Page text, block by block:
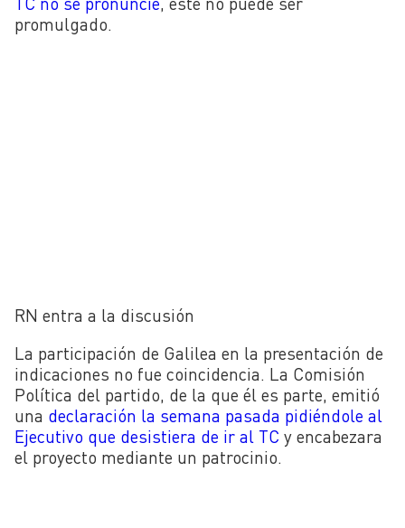
promulgado.
RN entra a la discusión
La participación de Galilea en la presentación de
indicaciones no fue coincidencia. La Comisión
Política del partido, de la que él es parte, emitió
una declaración la semana pasada pidiéndole al
Ejecutivo que desistiera de ir al TC y encabezara
el proyecto mediante un patrocinio.